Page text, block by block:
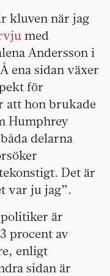
kluven när jag
med
Andersson i
ena sidan växer
för
att hon brukade
Humphrey
delarna
Det är
var ju jag”.
är
procent av
enligt
sidan är